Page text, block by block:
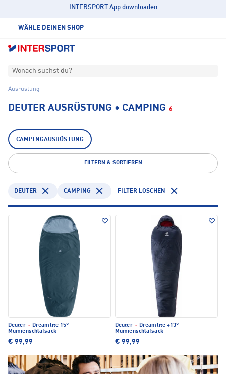
INTERSPORT App downloaden
WÄHLE DEINEN SHOP
Wonach suchst du?
Ausrüstung
DEUTER AUSRÜSTUNG • CAMPING 6
CAMPINGAUSRÜSTUNG
FILTERN & SORTIEREN
DEUTER CAMPING FILTER LÖSCHEN
Deuter ·
Dreamlite 15°
Mumienschlafsack
€ 99,99
Deuter ·
Dreamlite +13°
Mumienschlafsack
€ 99,99